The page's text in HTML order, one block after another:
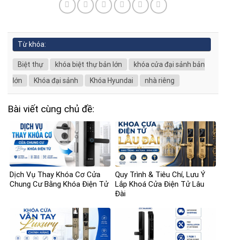
Từ khóa:
Biệt thự khóa biệt thự bản lớn
khóa cửa đại sảnh bản
lớn
Khóa đại sảnh Khóa Hyundai nhà riêng
Bài viết cùng chủ đề:
Dịch Vụ Thay Khóa Cơ Cửa
Chung Cư Bằng Khóa Điện Tử
Quy Trình & Tiêu Chí, Lưu Ý
Lắp Khoá Cửa Điện Tử Lâu
Đài